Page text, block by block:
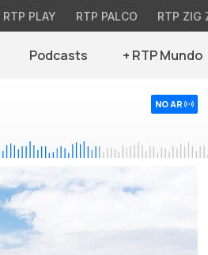
RTP PLAY RTP PALCO RTP ZIG
Podcasts + RTP Mundo
NO AR